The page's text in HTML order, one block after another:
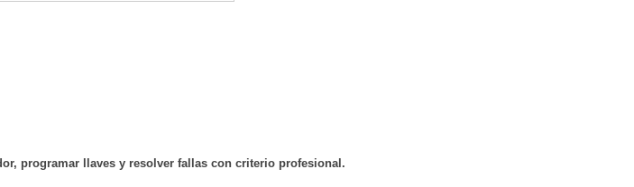
programar llaves y resolver fallas con criterio profesional.